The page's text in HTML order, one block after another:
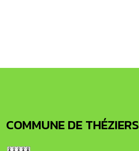
COMMUNE DE THÉZIERS